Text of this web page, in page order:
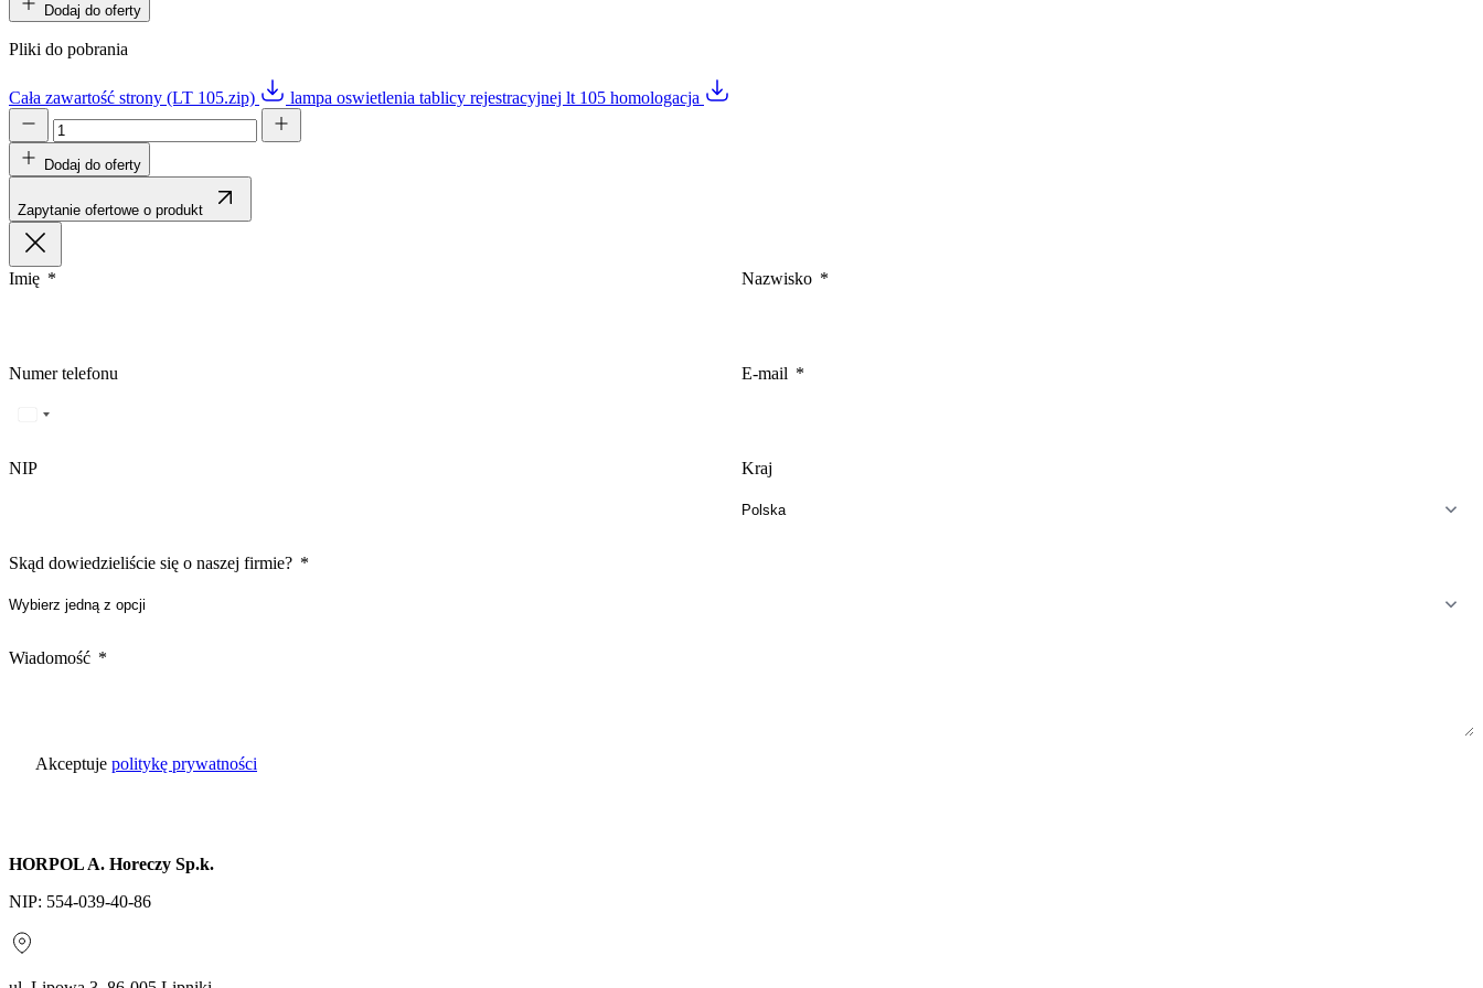
Dodaj do oferty
Pliki do pobrania
Cała zawartość strony (LT 105.zip) lampa oswietlenia tablicy rejestracyjnej lt 105 homologacja
Dodaj do oferty
Zapytanie ofertowe o produkt
Imię Nazwisko
Numer telefonu E-mail
NIP Kraj
Skąd dowiedzieliście się o naszej firmie?
Wiadomość
Akceptuje politykę prywatności
HORPOL A. Horeczy Sp.k.
NIP: 554-039-40-86